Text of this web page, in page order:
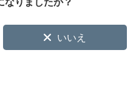
いいえ